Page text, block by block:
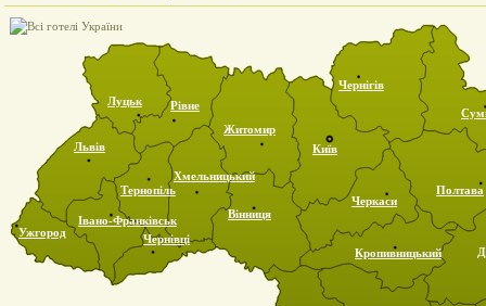
Вінниця
Львів
Луцьк
Ужгород
Івано-Франківськ
Рівне
Тернопіль
Чернівці
Хмельницький
Житомир
Київ
Чернігів
Полтава
Черкаси
Кропивницький